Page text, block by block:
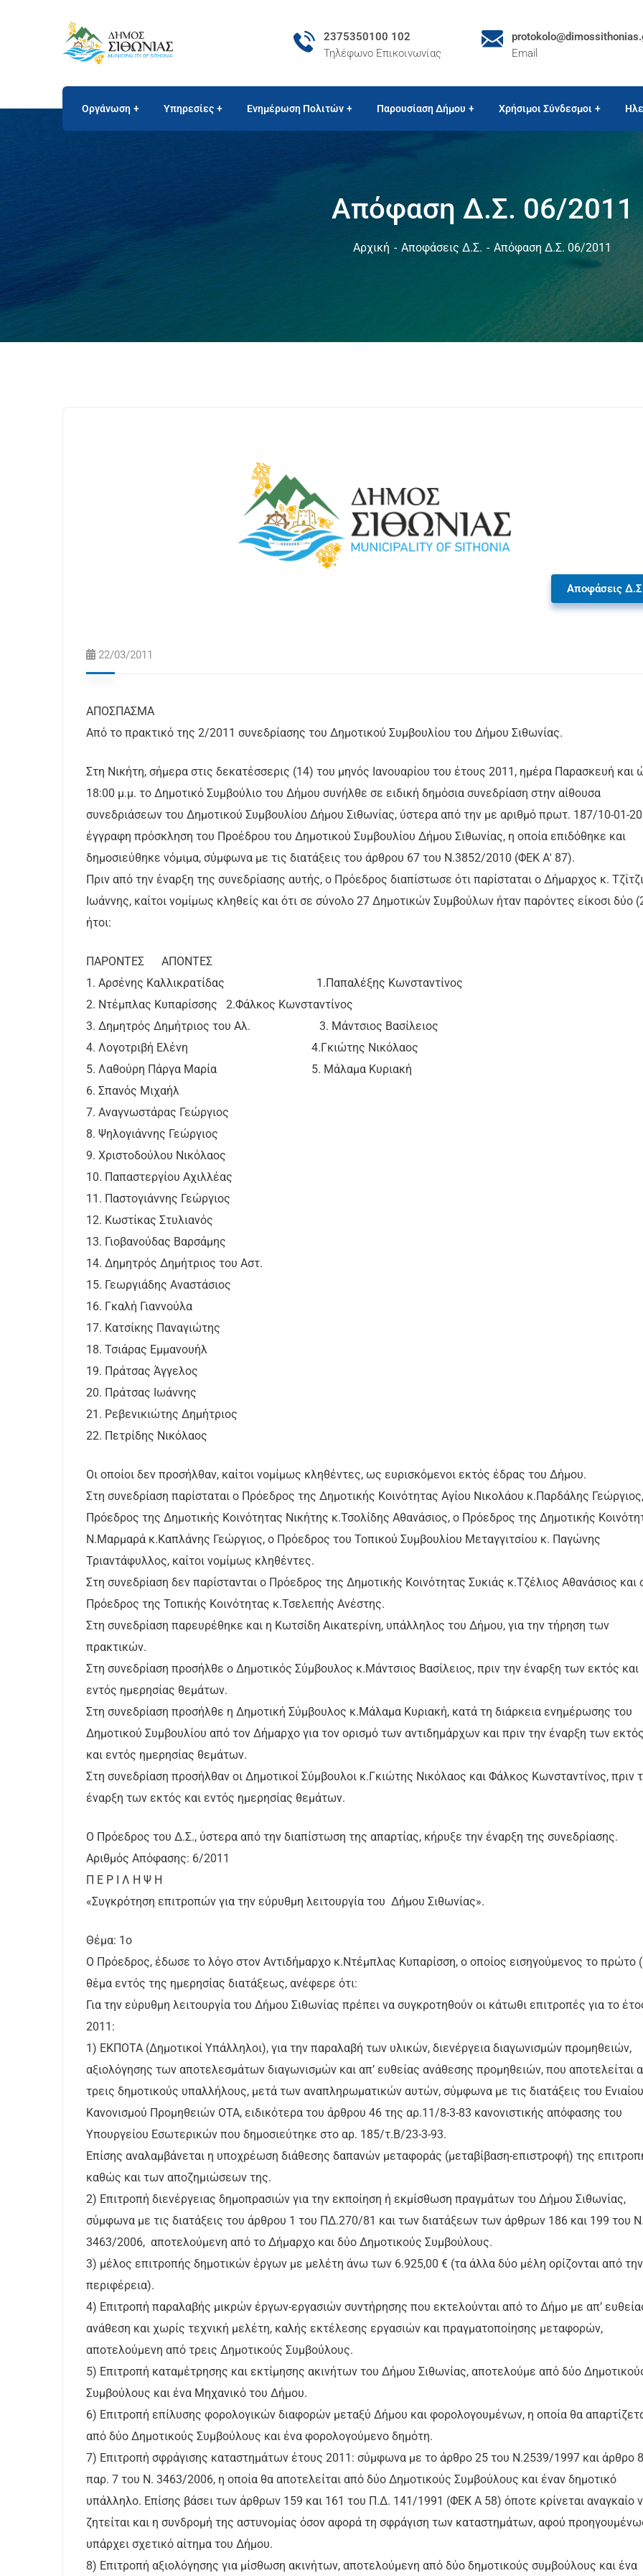
2375350100 102
Τηλέφωνο Επικοινωνίας
Email
Οργάνωση Υπηρεσίες Ενημέρωση Πολιτών Παρουσίαση Δήμου Χρήσιμοι Σύνδεσμοι
Απόφαση Δ.Σ. 06/2011
Αρχική Αποφάσεις Δ.Σ. Απόφαση Δ.Σ. 06/2011
Αποφάσεις
22/03/2011
ΑΠΟΣΠΑΣΜΑ
Από το πρακτικό της 2/2011 συνεδρίασης του Δημοτικού Συμβουλίου του Δήμου Σιθωνίας.
Στη Νικήτη, σήμερα στις δεκατέσσερις (14) του μηνός Ιανουαρίου του έτους 2011, ημέρα Παρασκευή και
18:00 μ.μ. το Δημοτικό Συμβούλιο του Δήμου συνήλθε σε ειδική δημόσια συνεδρίαση στην αίθουσα
συνεδριάσεων του Δημοτικού Συμβουλίου Δήμου Σιθωνίας, ύστερα από την με αριθμό πρωτ. 187/10-01-
έγγραφη πρόσκληση του Προέδρου του Δημοτικού Συμβουλίου Δήμου Σιθωνίας, η οποία επιδόθηκε και
δημοσιεύθηκε νόμιμα, σύμφωνα με τις διατάξεις του άρθρου 67 του Ν.3852/2010 (ΦΕΚ Α' 87).
Πριν από την έναρξη της συνεδρίασης αυτής, ο Πρόεδρος διαπίστωσε ότι παρίσταται ο Δήμαρχος κ.
Ιωάννης, καίτοι νομίμως κληθείς και ότι σε σύνολο 27 Δημοτικών Συμβούλων ήταν παρόντες είκοσι δύο
ήτοι:
ΠΑΡΟΝΤΕΣ ΑΠΟΝΤΕΣ
1. Αρσένης Καλλικρατίδας 1.Παπαλέξης Κωνσταντίνος
2. Ντέμπλας Κυπαρίσσης 2.Φάλκος Κωνσταντίνος
3. Δημητρός Δημήτριος του Αλ. 3. Μάντσιος Βασίλειος
4. Λογοτριβή Ελένη 4.Γκιώτης Νικόλαος
5. Λαθούρη Πάργα Μαρία 5. Μάλαμα Κυριακή
6. Σπανός Μιχαήλ
7. Αναγνωστάρας Γεώργιος
8. Ψηλογιάννης Γεώργιος
9. Χριστοδούλου Νικόλαος
10. Παπαστεργίου Αχιλλέας
11. Παστογιάννης Γεώργιος
12. Κωστίκας Στυλιανός
13. Γιοβανούδας Βαρσάμης
14. Δημητρός Δημήτριος του Αστ.
15. Γεωργιάδης Αναστάσιος
16. Γκαλή Γιαννούλα
17. Κατσίκης Παναγιώτης
18. Τσιάρας Εμμανουήλ
19. Πράτσας Άγγελος
20. Πράτσας Ιωάννης
21. Ρεβενικιώτης Δημήτριος
22. Πετρίδης Νικόλαος
Οι οποίοι δεν προσήλθαν, καίτοι νομίμως κληθέντες, ως ευρισκόμενοι εκτός έδρας του Δήμου.
Στη συνεδρίαση παρίσταται ο Πρόεδρος της Δημοτικής Κοινότητας Αγίου Νικολάου κ.Παρδάλης
Πρόεδρος της Δημοτικής Κοινότητας Νικήτης κ.Τσολίδης Αθανάσιος, ο Πρόεδρος της Δημοτικής
Ν.Μαρμαρά κ.Καπλάνης Γεώργιος, ο Πρόεδρος του Τοπικού Συμβουλίου Μεταγγιτσίου κ. Παγώνης
Τριαντάφυλλος, καίτοι νομίμως κληθέντες.
Στη συνεδρίαση δεν παρίστανται ο Πρόεδρος της Δημοτικής Κοινότητας Συκιάς κ.Τζέλιος Αθανάσιος και
Πρόεδρος της Τοπικής Κοινότητας κ.Τσελεπής Ανέστης.
Στη συνεδρίαση παρευρέθηκε και η Κωτσίδη Αικατερίνη, υπάλληλος του Δήμου, για την τήρηση των
πρακτικών.
Στη συνεδρίαση προσήλθε ο Δημοτικός Σύμβουλος κ.Μάντσιος Βασίλειος, πριν την έναρξη των εκτός και
εντός ημερησίας θεμάτων.
Στη συνεδρίαση προσήλθε η Δημοτική Σύμβουλος κ.Μάλαμα Κυριακή, κατά τη διάρκεια ενημέρωσης του
Δημοτικού Συμβουλίου από τον Δήμαρχο για τον ορισμό των αντιδημάρχων και πριν την έναρξη των εκτός
και εντός ημερησίας θεμάτων.
Στη συνεδρίαση προσήλθαν οι Δημοτικοί Σύμβουλοι κ.Γκιώτης Νικόλαος και Φάλκος Κωνσταντίνος, πριν
έναρξη των εκτός και εντός ημερησίας θεμάτων.
Ο Πρόεδρος του Δ.Σ., ύστερα από την διαπίστωση της απαρτίας, κήρυξε την έναρξη της συνεδρίασης.
Αριθμός Απόφασης: 6/2011
Π Ε Ρ Ι Λ Η Ψ Η
«Συγκρότηση επιτροπών για την εύρυθμη λειτουργία του Δήμου Σιθωνίας».
Θέμα: 1ο
Ο Πρόεδρος, έδωσε το λόγο στον Αντιδήμαρχο κ.Ντέμπλας Κυπαρίσση, ο οποίος εισηγούμενος το πρώτο
θέμα εντός της ημερησίας διατάξεως, ανέφερε ότι:
Για την εύρυθμη λειτουργία του Δήμου Σιθωνίας πρέπει να συγκροτηθούν οι κάτωθι επιτροπές για το
2011:
1) ΕΚΠΟΤΑ (Δημοτικοί Υπάλληλοι), για την παραλαβή των υλικών, διενέργεια διαγωνισμών προμηθειών,
αξιολόγησης των αποτελεσμάτων διαγωνισμών και απ’ ευθείας ανάθεσης προμηθειών, που αποτελείται
τρεις δημοτικούς υπαλλήλους, μετά των αναπληρωματικών αυτών, σύμφωνα με τις διατάξεις του Ενιαίου
Κανονισμού Προμηθειών ΟΤΑ, ειδικότερα του άρθρου 46 της αρ.11/8-3-83 κανονιστικής απόφασης του
Υπουργείου Εσωτερικών που δημοσιεύτηκε στο αρ. 185/τ.Β/23-3-93.
Επίσης αναλαμβάνεται η υποχρέωση διάθεσης δαπανών μεταφοράς (μεταβίβαση-επιστροφή) της
καθώς και των αποζημιώσεων της.
2) Επιτροπή διενέργειας δημοπρασιών για την εκποίηση ή εκμίσθωση πραγμάτων του Δήμου Σιθωνίας,
σύμφωνα με τις διατάξεις του άρθρου 1 του ΠΔ.270/81 και των διατάξεων των άρθρων 186 και 199 του Ν.
3463/2006, αποτελούμενη από το Δήμαρχο και δύο Δημοτικούς Συμβούλους.
3) μέλος επιτροπής δημοτικών έργων με μελέτη άνω των 6.925,00 € (τα άλλα δύο μέλη ορίζονται από την
περιφέρεια).
4) Επιτροπή παραλαβής μικρών έργων-εργασιών συντήρησης που εκτελούνται από το Δήμο με απ’
ανάθεση και χωρίς τεχνική μελέτη, καλής εκτέλεσης εργασιών και πραγματοποίησης μεταφορών,
αποτελούμενη από τρεις Δημοτικούς Συμβούλους.
5) Επιτροπή καταμέτρησης και εκτίμησης ακινήτων του Δήμου Σιθωνίας, αποτελούμε από δύο
Συμβούλους και ένα Μηχανικό του Δήμου.
6) Επιτροπή επίλυσης φορολογικών διαφορών μεταξύ Δήμου και φορολογουμένων, η οποία θα
από δύο Δημοτικούς Συμβούλους και ένα φορολογούμενο δημότη.
7) Επιτροπή σφράγισης καταστημάτων έτους 2011: σύμφωνα με το άρθρο 25 του Ν.2539/1997 και άρθρο
παρ. 7 του Ν. 3463/2006, η οποία θα αποτελείται από δύο Δημοτικούς Συμβούλους και έναν δημοτικό
υπάλληλο. Επίσης βάσει των άρθρων 159 και 161 του Π.Δ. 141/1991 (ΦΕΚ Α 58) όποτε κρίνεται αναγκαίο
ζητείται και η συνδρομή της αστυνομίας όσον αφορά τη σφράγιση των καταστημάτων, αφού
υπάρχει σχετικό αίτημα του Δήμου.
8) Επιτροπή αξιολόγησης για μίσθωση ακινήτων, αποτελούμενη από δύο δημοτικούς συμβούλους και ένα